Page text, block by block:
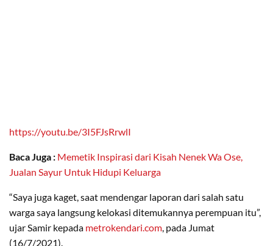
https://youtu.be/3I5FJsRrwlI
Baca Juga : Memetik Inspirasi dari Kisah Nenek Wa Ose,
Jualan Sayur Untuk Hidupi Keluarga
“Saya juga kaget, saat mendengar laporan dari salah satu
warga saya langsung kelokasi ditemukannya perempuan itu”,
ujar Samir kepada metrokendari.com, pada Jumat
(16/7/2021).